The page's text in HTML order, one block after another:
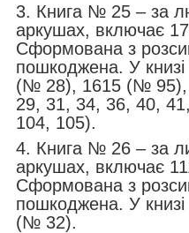
3. Книга № 25 – за
аркушах, включає
Сформована з
пошкоджена. У
(№ 28), 1615 (№ 95),
29, 31, 34, 36, 40,
104, 105).
4. Книга № 26 – за
аркушах, включає
Сформована з
пошкоджена. У
(№ 32).